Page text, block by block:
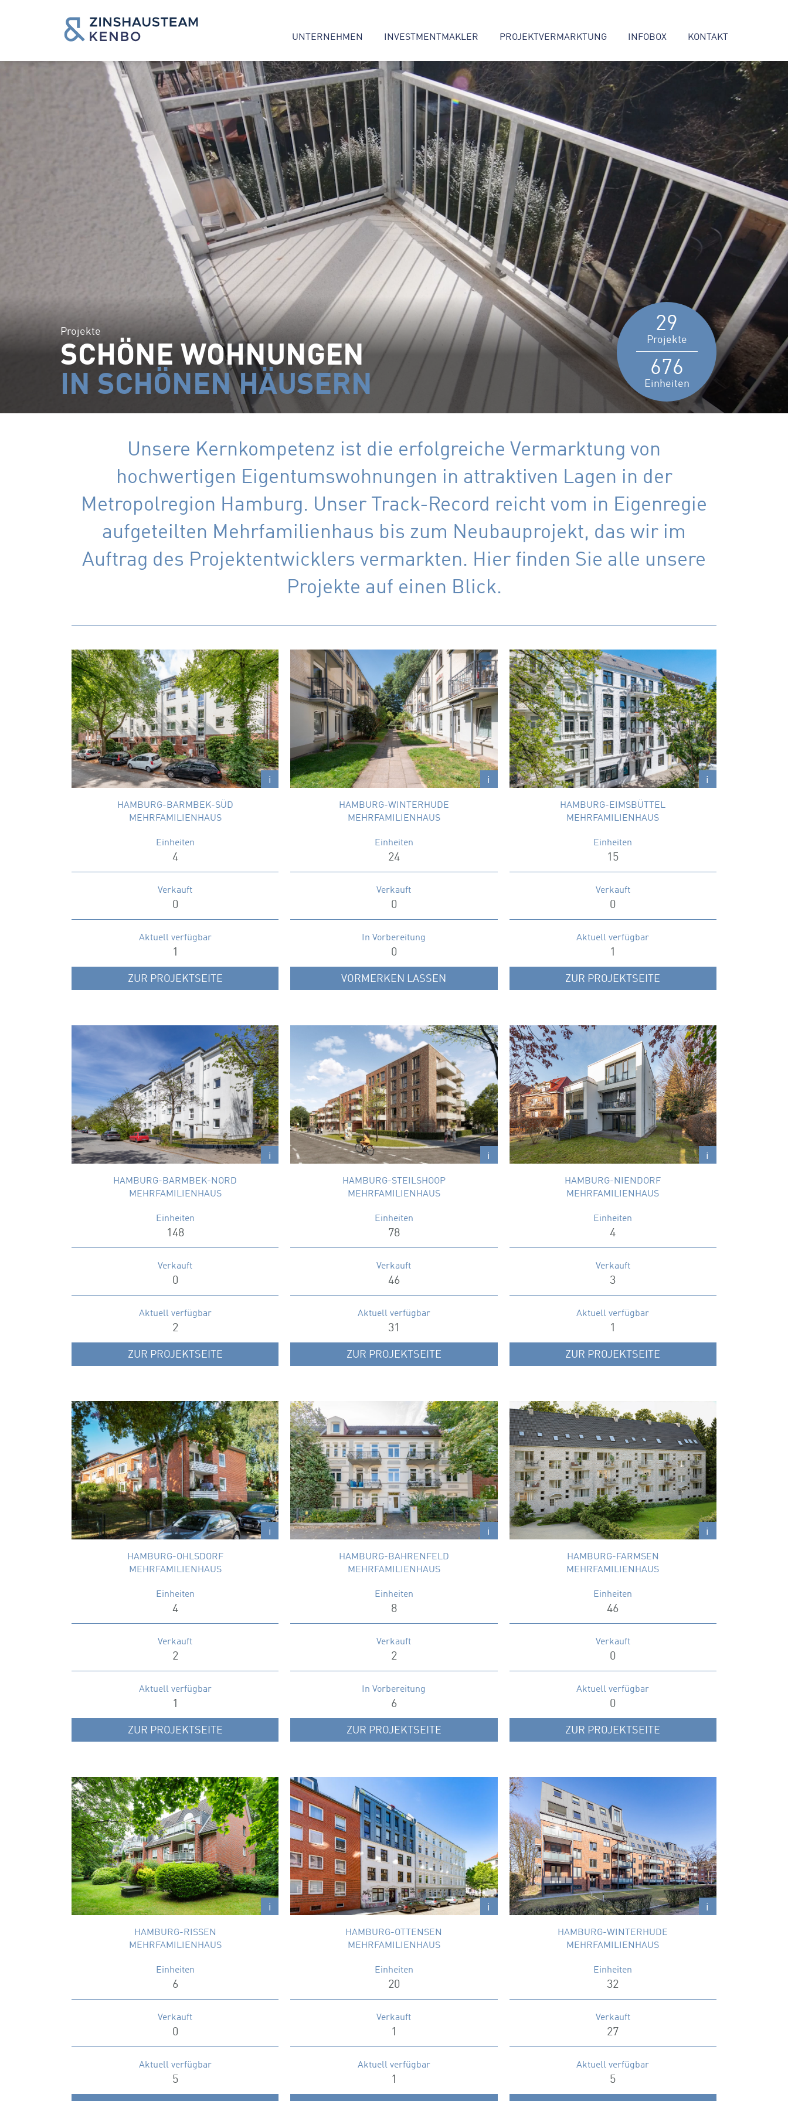
UNTERNEHMEN INVESTMENTMAKLER PROJEKTVERMARKTUNG INFOBOX KONTAKT
29
Projekte
676
Einheiten
Projekte
SCHÖNE WOHNUNGEN
IN SCHÖNEN HÄUSERN
Unsere Kernkompetenz ist die erfolgreiche Vermarktung von
hochwertigen Eigentumswohnungen in attraktiven Lagen in der
Metropolregion Hamburg. Unser Track-Record reicht vom in Eigenregie
aufgeteilten Mehrfamilienhaus bis zum Neubauprojekt, das wir im
Auftrag des Projektentwicklers vermarkten. Hier finden Sie alle unsere
Projekte auf einen Blick.
i
Bachstraße 25-27
Im hochwertig ausgebauten Dachgeschoss
sind vier neue Eigentumswohnungen mit
zeitgemäßem Wohnkomfort entstanden.
Wohnungsgrößen
48 – 74 m²
HAMBURG-BARMBEK-SÜD
MEHRFAMILIENHAUS
Einheiten
4
Verkauft
0
Aktuell verfügbar
1
ZUR PROJEKTSEITE
i
Barmbeker Straße 159-161
Attraktive Eigentumswohnungen in
Hamburg-Winterhude, ruhig gelegen im
begrünten Innenhof
Wohnungsgrößen
40 – 71 m²
x
HAMBURG-WINTERHUDE
MEHRFAMILIENHAUS
Einheiten
24
Verkauft
0
In Vorbereitung
0
VORMERKEN LASSEN
i
Rellinger Straße 42
Stilvoller Altbau in begehrter Wohnlage von
Hamburg-Eimsbüttel
Wohnungsgrößen
45 – 51 m²
x
HAMBURG-EIMSBÜTTEL
MEHRFAMILIENHAUS
Einheiten
15
Verkauft
0
Aktuell verfügbar
1
ZUR PROJEKTSEITE
i
Lorichsstraße 2-28
148 Eigentumswohnungen aufgeteilt auf
drei energetisch sanierte
Mehrfamilienhäuser in Hamburg Barmbek-
Nord
Wohnungsgrößen
32 – 71 m²
x
HAMBURG-BARMBEK-NORD
MEHRFAMILIENHAUS
Einheiten
148
Verkauft
0
Aktuell verfügbar
2
ZUR PROJEKTSEITE
i
STEILSHOOPER STRASSE 254-256, 260
Moderne Eigentumswohnungen mit
durchdachten Grundrissen, hochwertiger
Ausstattung und grünen Außenflächen.
Wohnungsgrößen
37 – 115 m²
x
HAMBURG-STEILSHOOP
MEHRFAMILIENHAUS
Einheiten
78
Verkauft
46
Aktuell verfügbar
31
ZUR PROJEKTSEITE
i
GROSS BORSTELER STRASSE 40
3-Zimmer-Wohnungen in ruhiger Lage von
Niendorf
Wohnungsgrößen
71 – 101 m²
x
HAMBURG-NIENDORF
MEHRFAMILIENHAUS
Einheiten
4
Verkauft
3
Aktuell verfügbar
1
ZUR PROJEKTSEITE
i
SALBEIWEG 50
Gepflegter Rotklinker am Friedhof Ohlsdorf
Wohnungsgrößen
63 – 71 m²
x
HAMBURG-OHLSDORF
MEHRFAMILIENHAUS
Einheiten
4
Verkauft
2
Aktuell verfügbar
1
ZUR PROJEKTSEITE
i
VON-SAUER-STRASSE 1B
Attraktives Mehrfamilienhaus in zentraler
Lage.
Wohnungsgrößen
76 – 104 m²
x
HAMBURG-BAHRENFELD
MEHRFAMILIENHAUS
Einheiten
8
Verkauft
2
In Vorbereitung
6
ZUR PROJEKTSEITE
i
BERNER HEERWEG 90
Energieeffiziente Eigentumswohnungen im
Grünen.
Wohnungsgrößen
28 – 63 m²
x
HAMBURG-FARMSEN
MEHRFAMILIENHAUS
Einheiten
46
Verkauft
0
Aktuell verfügbar
0
ZUR PROJEKTSEITE
i
WOLFERSKAMP 25
Attraktive Eigentumswohnungen im
Hamburger Elbvorort Rissen.
Wohnungsgrößen
86 – 103 m²
x
HAMBURG-RISSEN
MEHRFAMILIENHAUS
Einheiten
6
Verkauft
0
Aktuell verfügbar
5
i
BEETSWEG 19-21, ERZBERGSTRASSE 8
Die Eigentumswohnungen im Herzen von
Hamburg-Ottensen verbinden zentrales
Wohnen zwischen Elbe und Szene.
Wohnungsgrößen
46 m² – 97 m²
x
HAMBURG-OTTENSEN
MEHRFAMILIENHAUS
Einheiten
20
Verkauft
1
Aktuell verfügbar
1
i
OHLSDORFER STRASSE 79 A-D
Grundrenovierter Rotklinker mit Bestands-
und Neubauwohnungen in einem der
beliebtesten Hamburger Stadtteile:
Winterhude.
Wohnungsgrößen
49 – 113 m²
x
HAMBURG-WINTERHUDE
MEHRFAMILIENHAUS
Einheiten
32
Verkauft
27
Aktuell verfügbar
5